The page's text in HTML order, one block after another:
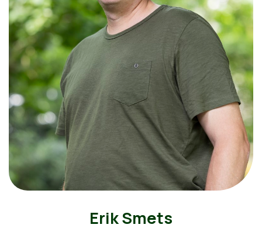
Erik Smets